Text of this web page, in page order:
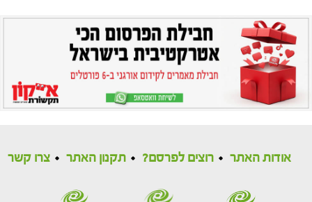
אודות האתר רוצים לפרסם? תקנון האתר צרו קשר